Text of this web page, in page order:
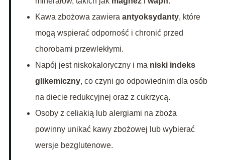
Kawa zbożowa zawiera antyoksydanty, które
mogą wspierać odporność i chronić przed
chorobami przewlekłymi.
Napój jest niskokaloryczny i ma niski indeks
glikemiczny, co czyni go odpowiednim dla osób
na diecie redukcyjnej oraz z cukrzycą.
Osoby z celiakią lub alergiami na zboża
powinny unikać kawy zbożowej lub wybierać
wersje bezglutenowe.